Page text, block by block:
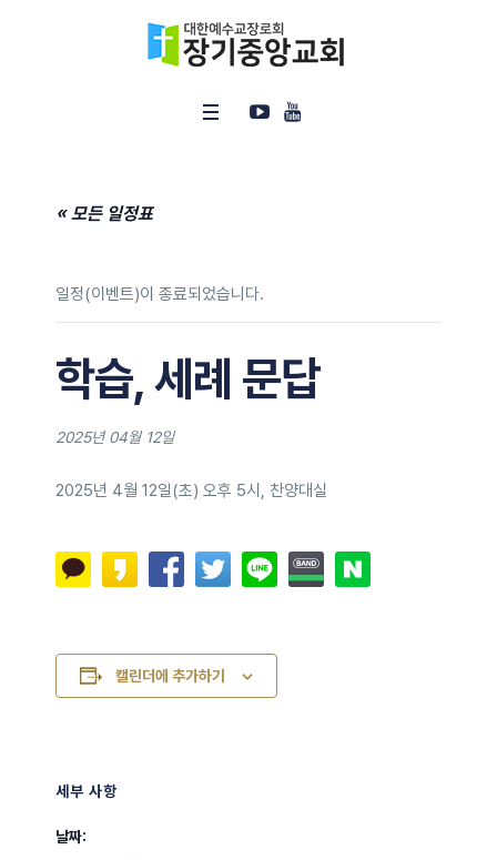
« 모든 일정표
일정(이벤트)이 종료되었습니다.
학습, 세례 문답
2025년 04월 12일
2025년 4월 12일(초) 오후 5시, 찬양대실
캘린더에 추가하기
세부 사항
날짜: